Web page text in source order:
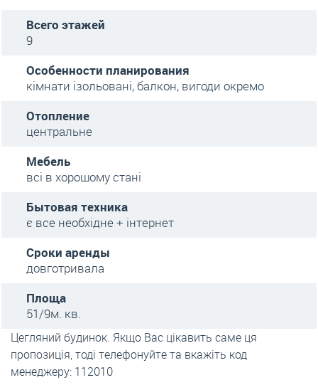
Всего этажей
9
Особенности планирования
кімнати ізольовані, балкон, вигоди окремо
Отопление
центральне
Мебель
всі в хорошому стані
Бытовая техника
є все необхідне + інтернет
Сроки аренды
довготривала
Площа
51/9м. кв.
Цегляний будинок. Якщо Вас цікавить саме ця
пропозиція, тоді телефонуйте та вкажіть код
менеджеру: 112010